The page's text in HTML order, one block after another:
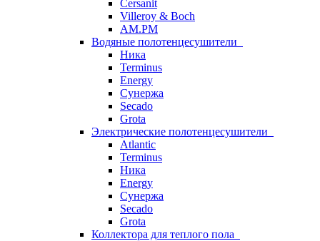
Cersanit
Villeroy & Boch
AM.PM
Водяные полотенцесушители
Ника
Terminus
Energy
Сунержа
Secado
Grota
Электрические полотенцесушители
Atlantic
Terminus
Ника
Energy
Сунержа
Secado
Grota
Коллектора для теплого пола